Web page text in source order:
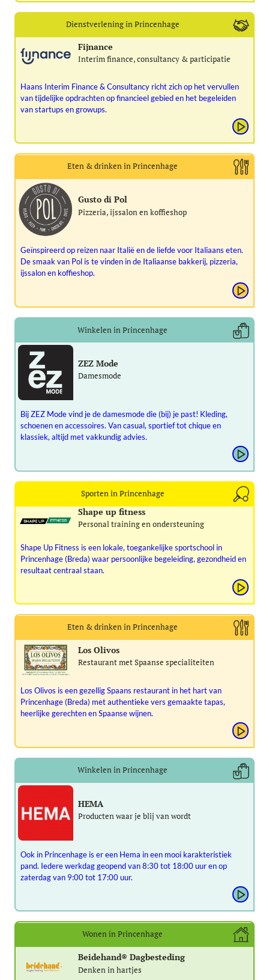
Dienstverlening in Princenhage
Fijnance
Interim finance, consultancy & participatie
Haans Interim Finance & Consultancy richt zich op het vervullen
van tijdelijke opdrachten op financieel gebied en het begeleiden
van startups en growups.
Eten & drinken in Princenhage
Gusto di Pol
Pizzeria, ijssalon en koffieshop
Geïnspireerd op reizen naar Italië en de liefde voor Italiaans eten.
De smaak van Pol is te vinden in de Italiaanse bakkerij, pizzeria,
ijssalon en koffieshop.
Winkelen in Princenhage
ZEZ Mode
Damesmode
Bij ZEZ Mode vind je de damesmode die (bij) je past! Kleding,
schoenen en accessoires. Van casual, sportief tot chique en
klassiek, altijd met vakkundig advies.
Sporten in Princenhage
Shape up fitness
Personal training en ondersteuning
Shape Up Fitness is een lokale, toegankelijke sportschool in
Princenhage (Breda) waar persoonlijke begeleiding, gezondheid en
resultaat centraal staan.
Eten & drinken in Princenhage
Los Olivos
Restaurant met Spaanse specialiteiten
Los Olivos is een gezellig Spaans restaurant in het hart van
Princenhage (Breda) met authentieke vers gemaakte tapas,
heerlijke gerechten en Spaanse wijnen.
Winkelen in Princenhage
HEMA
Producten waar je blij van wordt
Ook in Princenhage is er een Hema in een mooi karakteristiek
pand. Iedere werkdag geopend van 8:30 tot 18:00 uur en op
zaterdag van 9:00 tot 17:00 uur.
Wonen in Princenhage
Beidehand® Dagbesteding
Denken in hartjes